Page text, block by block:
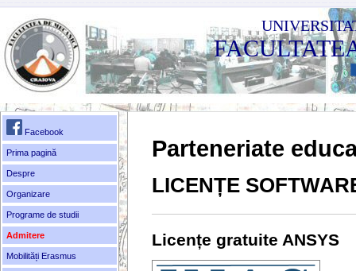
Facebook
Prima pagină
Despre
Organizare
Programe de studii
Admitere
Mobilități Erasmus
Parteneriate
LICENȚE
Licențe gratuite ANSYS